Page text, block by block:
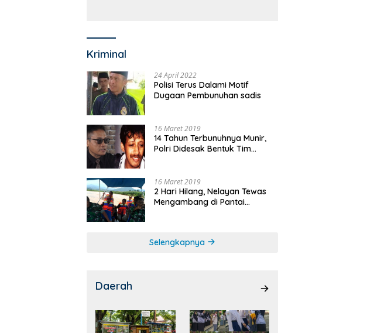
Kriminal
24 April 2022
Polisi Terus Dalami Motif
Dugaan Pembunuhan sadis
16 Maret 2019
14 Tahun Terbunuhnya Munir,
Polri Didesak Bentuk Tim
16 Maret 2019
2 Hari Hilang, Nelayan Tewas
Mengambang di Pantai
Selengkapnya
Daerah